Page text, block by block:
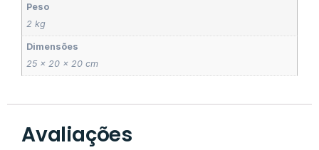
Peso
2 kg
Dimensões
25 × 20 × 20 cm
Avaliações